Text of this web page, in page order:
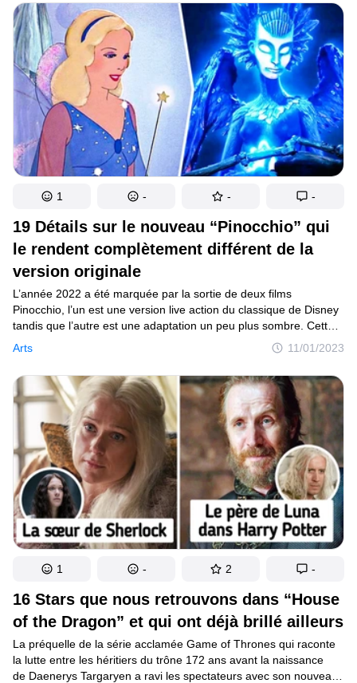
qu’à 40 ans, on peut avoir une vie formidable et épanouie !
19 Détails sur le nouveau “Pinocchio” qui
le rendent complètement différent de la
version originale
Arts 11/01/2023
L’année 2022 a été marquée par la sortie de deux films
Pinocchio, l’un est une version live action du classique de Disney
tandis que l’autre est une adaptation un peu plus sombre. Cette
dernière, signée Guillermo del Toro, reste malgré tout
attendrissante et aborde des points importants de notre
existence, dont notre finitude. Elle vaut vraiment le coup d’être
regardée.
1 - - -
16 Stars que nous retrouvons dans “House
of the Dragon” et qui ont déjà brillé ailleurs
La préquelle de la série acclamée Game of Thrones qui raconte
la lutte entre les héritiers du trône 172 ans avant la naissance
de Daenerys Targaryen a ravi les spectateurs avec son nouveau
1 - 2 -